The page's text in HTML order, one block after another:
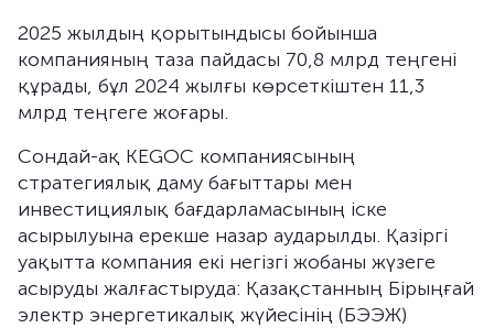
2025 жылдың қорытындысы бойынша
компанияның таза пайдасы 70,8 млрд теңгені
құрады, бұл 2024 жылғы көрсеткіштен 11,3
млрд теңгеге жоғары.
Сондай-ақ KEGOC компаниясының
стратегиялық даму бағыттары мен
инвестициялық бағдарламасының іске
асырылуына ерекше назар аударылды. Қазіргі
уақытта компания екі негізгі жобаны жүзеге
асыруды жалғастыруда: Қазақстанның Бірыңғай
электр энергетикалық жүйесінің (БЭЭЖ)